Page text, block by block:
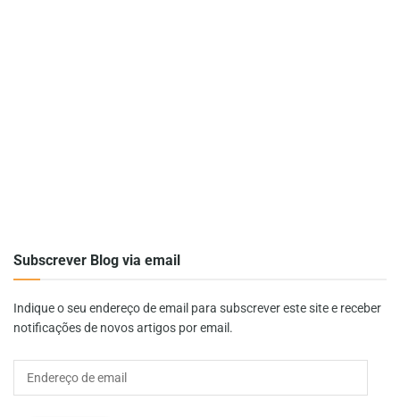
Subscrever Blog via email
Indique o seu endereço de email para subscrever este site e receber
notificações de novos artigos por email.